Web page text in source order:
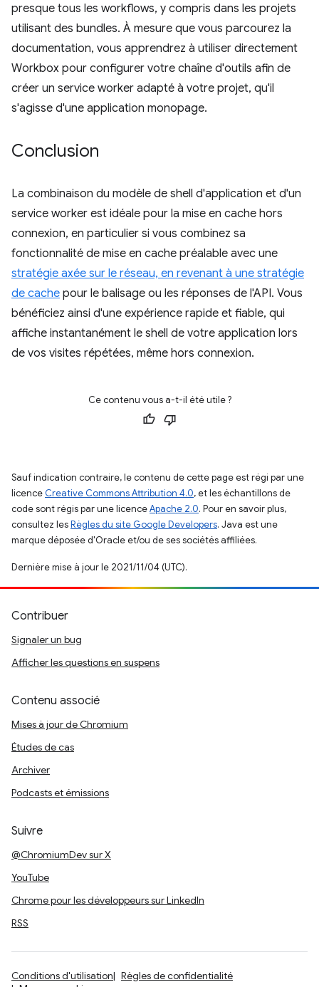
presque tous les workflows, y compris dans les projets
utilisant des bundles. À mesure que vous parcourez la
documentation, vous apprendrez à utiliser directement
Workbox pour configurer votre chaîne d'outils afin de
créer un service worker adapté à votre projet, qu'il
s'agisse d'une application monopage.
Conclusion
La combinaison du modèle de shell d'application et d'un
service worker est idéale pour la mise en cache hors
connexion, en particulier si vous combinez sa
fonctionnalité de mise en cache préalable avec une
stratégie axée sur le réseau, en revenant à une stratégie
de cache pour le balisage ou les réponses de l'API. Vous
bénéficiez ainsi d'une expérience rapide et fiable, qui
affiche instantanément le shell de votre application lors
de vos visites répétées, même hors connexion.
Ce contenu vous a-t-il été utile ?
Sauf indication contraire, le contenu de cette page est régi par une
licence Creative Commons Attribution 4.0, et les échantillons de
code sont régis par une licenceApache 2.0. Pour en savoir plus,
consultez lesRègles du site Google Developers. Java est une
marque déposée d'Oracle et/ou de ses sociétés affiliées.
Dernière mise à jour le 2021/11/04 (UTC).
Contribuer
Signaler un bug
Afficher les questions en suspens
Contenu associé
Mises à jour de Chromium
Études de cas
Archiver
Podcasts et émissions
Suivre
@ChromiumDev sur X
YouTube
Chrome pour les développeurs sur LinkedIn
RSS
Conditions d'utilisation
Règles de confidentialité